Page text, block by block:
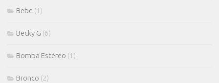
Bebe (1)
Becky G (6)
Bomba Estéreo (1)
Bronco (2)